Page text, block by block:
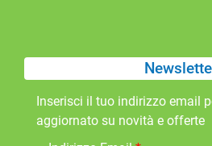
Inserisci il tuo indirizzo email
aggiornato su novità e offerte